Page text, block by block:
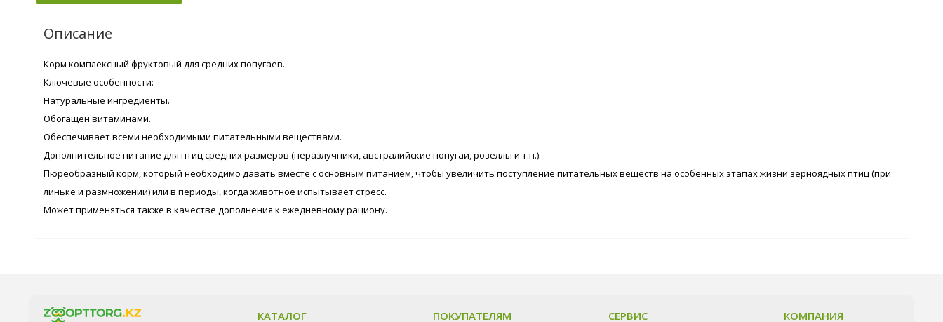
Описание
Корм комплексный фруктовый для средних попугаев.
Ключевые особенности:
Натуральные ингредиенты.
Обогащен витаминами.
Обеспечивает всеми необходимыми питательными веществами.
Дополнительное питание для птиц средних размеров (неразлучники, австралийские попугаи, розеллы и т.п.).
Пюреобразный корм, который необходимо давать вместе с основным питанием, чтобы увеличить поступление питательных веществ на особенных этапах жизни зерноядных птиц (при
линьке и размножении) или в периоды, когда животное испытывает стресс.
Может применяться также в качестве дополнения к ежедневному рациону.
КАТАЛОГ ПОКУПАТЕЛЯМ СЕРВИС КОМПАНИЯ